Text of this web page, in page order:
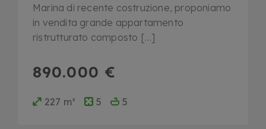
Marina di recente costruzione, proponiamo
in vendita grande appartamento
ristrutturato composto […]
890.000 €
227 m² 5 5